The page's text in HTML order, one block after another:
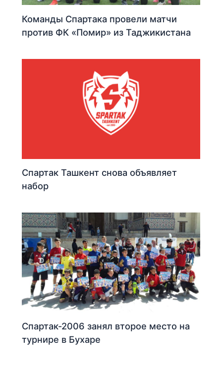
Команды Спартака провели матчи
против ФК «Помир» из Таджикистана
Спартак Ташкент снова объявляет
набор
Спартак-2006 занял второе место на
турнире в Бухаре